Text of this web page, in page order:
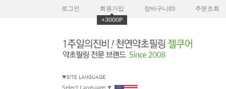
Select Language ▼
로그인
회원가입
+3000P
장바구니(0) 주문조회